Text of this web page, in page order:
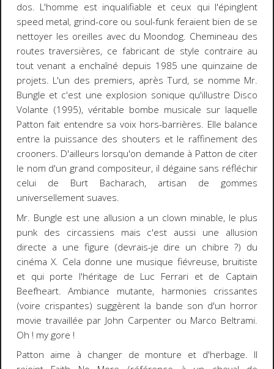
dos. L'homme est inqualifiable et ceux qui l'épinglent
speed metal, grind-core ou soul-funk feraient bien de se
nettoyer les oreilles avec du Moondog. Chemineau des
routes traversières, ce fabricant de style contraire au
tout venant a enchaîné depuis 1985 une quinzaine de
projets. L'un des premiers, après Turd, se nomme Mr.
Bungle et c'est une explosion sonique qu'illustre Disco
Volante (1995), véritable bombe musicale sur laquelle
Patton fait entendre sa voix hors-barrières. Elle balance
entre la puissance des shouters et le raffinement des
crooners. D'ailleurs lorsqu'on demande à Patton de citer
le nom d'un grand compositeur, il dégaine sans réfléchir
celui de Burt Bacharach, artisan de gommes
universellement suaves.
Mr. Bungle est une allusion a un clown minable, le plus
punk des circassiens mais c'est aussi une allusion
directe a une figure (devrais-je dire un chibre ?) du
cinéma X. Cela donne une musique fiévreuse, bruitiste
et qui porte l'héritage de Luc Ferrari et de Captain
Beefheart. Ambiance mutante, harmonies crissantes
(voire crispantes) suggèrent la bande son d'un horror
movie travaillée par John Carpenter ou Marco Beltrami.
Oh ! my gore !
Patton aime à changer de monture et d'herbage. Il